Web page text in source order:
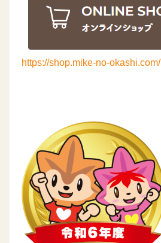
https://shop.mike-no-okashi.com/